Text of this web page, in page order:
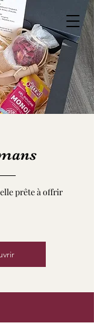
de la
prête à offrir